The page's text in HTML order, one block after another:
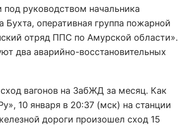
руководством начальника
Бухта, оперативная группа пожарной
отряд ППС по Амурской области».
два аварийно-восстановительных
вагонов на ЗабЖД за месяц. Как
10 января в 20:37 (мск) на станции
дороги произошел сход 15